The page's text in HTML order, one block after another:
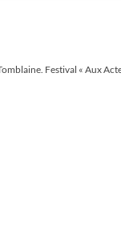
Festival « Aux